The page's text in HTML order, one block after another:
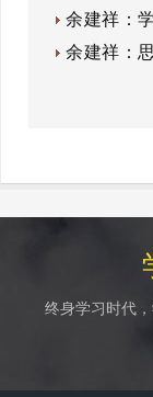
余建祥：
余建祥：
终身学习时代